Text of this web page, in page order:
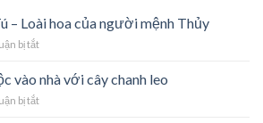
– Loài hoa của người mệnh Thủy
bị tắt
Thanh
vào nhà với cây chanh leo
bị tắt